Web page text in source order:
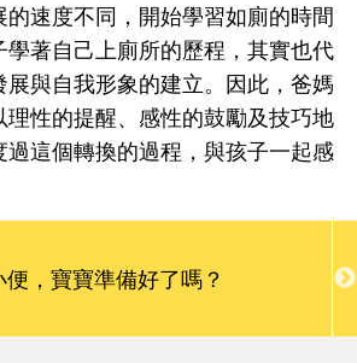
速度不同，開始學習如廁的時間
著自己上廁所的歷程，其實也代
與自我形象的建立。因此，爸媽
理性的提醒、感性的鼓勵及技巧地
這個轉換的過程，與孩子一起感
便，寶寶準備好了嗎？
上廁所
的速度不同，開始學習如廁的時間
著自己上廁所的歷程，其實也代
與自我形象的建立。因此，爸媽